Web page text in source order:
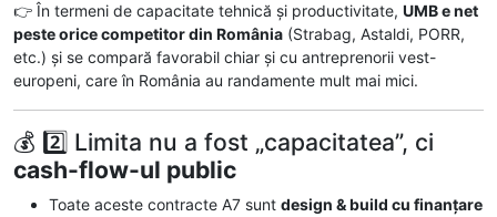
👉 În termeni de capacitate tehnică și productivitate, UMB e net
peste orice competitor din România (Strabag, Astaldi, PORR,
etc.) și se compară favorabil chiar și cu antreprenorii vest-
europeni, care în România au randamente mult mai mici.
💰 2️⃣ Limita nu a fost „capacitatea”, ci
cash-flow-ul public
Toate aceste contracte A7 sunt design & build cu finanțare